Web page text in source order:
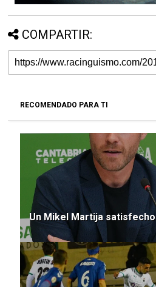
COMPARTIR:
RECOMENDADO PARA TI
Un Mikel Martija satisfecho